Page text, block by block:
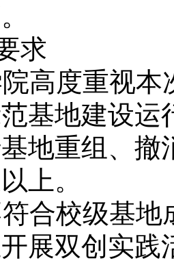
求
高度重视本
基地建设运
地重组、撤
上。
合校级基
展双创实践